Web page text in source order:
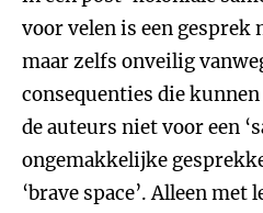
voor velen is een
maar zelfs onveilig
consequenties die
de auteurs niet voor een
ongemakkelijke
‘brave space’. Alleen met